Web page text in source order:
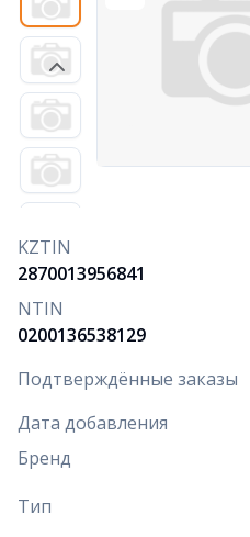
KZTIN
2870013956841
NTIN
0200136538129
Подтверждённые заказы
Дата добавления
Бренд
Тип